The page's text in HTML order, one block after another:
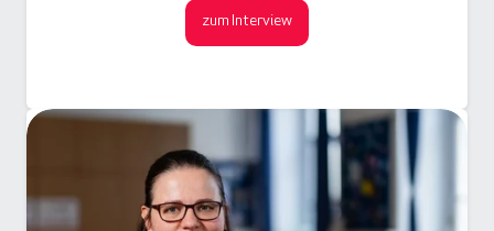
zum Interview